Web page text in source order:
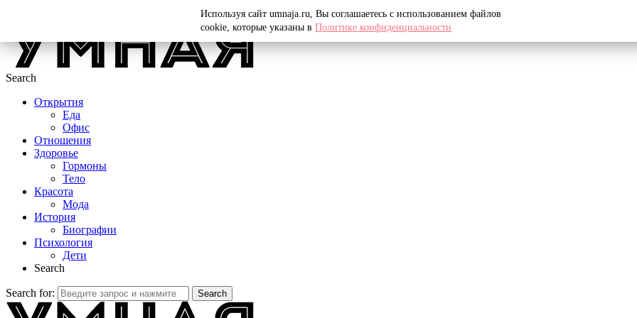
Search
Открытия
Еда
Офис
Отношения
Здоровье
Гормоны
Тело
Красота
Мода
История
Биографии
Психология
Дети
Search
Search for: Search
Используя сайт umnaja.ru, Вы соглашаетесь с использованием файлов
cookie, которые указаны в Политике конфиденциальности